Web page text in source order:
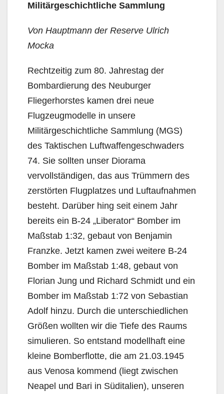
Militärgeschichtliche Sammlung
Von Hauptmann der Reserve Ulrich
Mocka
Rechtzeitig zum 80. Jahrestag der
Bombardierung des Neuburger
Fliegerhorstes kamen drei neue
Flugzeugmodelle in unsere
Militärgeschichtliche Sammlung (MGS)
des Taktischen Luftwaffengeschwaders
74. Sie sollten unser Diorama
vervollständigen, das aus Trümmern des
zerstörten Flugplatzes und Luftaufnahmen
besteht. Darüber hing seit einem Jahr
bereits ein B-24 „Liberator“ Bomber im
Maßstab 1:32, gebaut von Benjamin
Franzke. Jetzt kamen zwei weitere B-24
Bomber im Maßstab 1:48, gebaut von
Florian Jung und Richard Schmidt und ein
Bomber im Maßstab 1:72 von Sebastian
Adolf hinzu. Durch die unterschiedlichen
Größen wollten wir die Tiefe des Raums
simulieren. So entstand modellhaft eine
kleine Bomberflotte, die am 21.03.1945
aus Venosa kommend (liegt zwischen
Neapel und Bari in Süditalien), unseren